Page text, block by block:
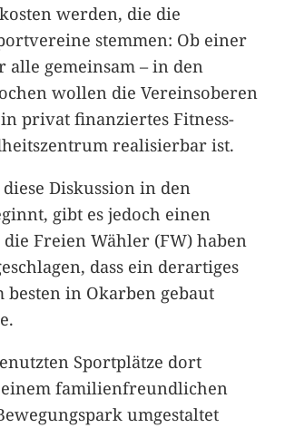
werden, die die
stemmen: Ob einer
gemeinsam – in den
wollen die Vereinsoberen
privat finanziertes Fitness-
realisierbar ist.
Diskussion in den
gibt es jedoch einen
Freien Wähler (FW) haben
dass ein derartiges
besten in Okarben gebaut
Sportplätze dort
familienfreundlichen
umgestaltet